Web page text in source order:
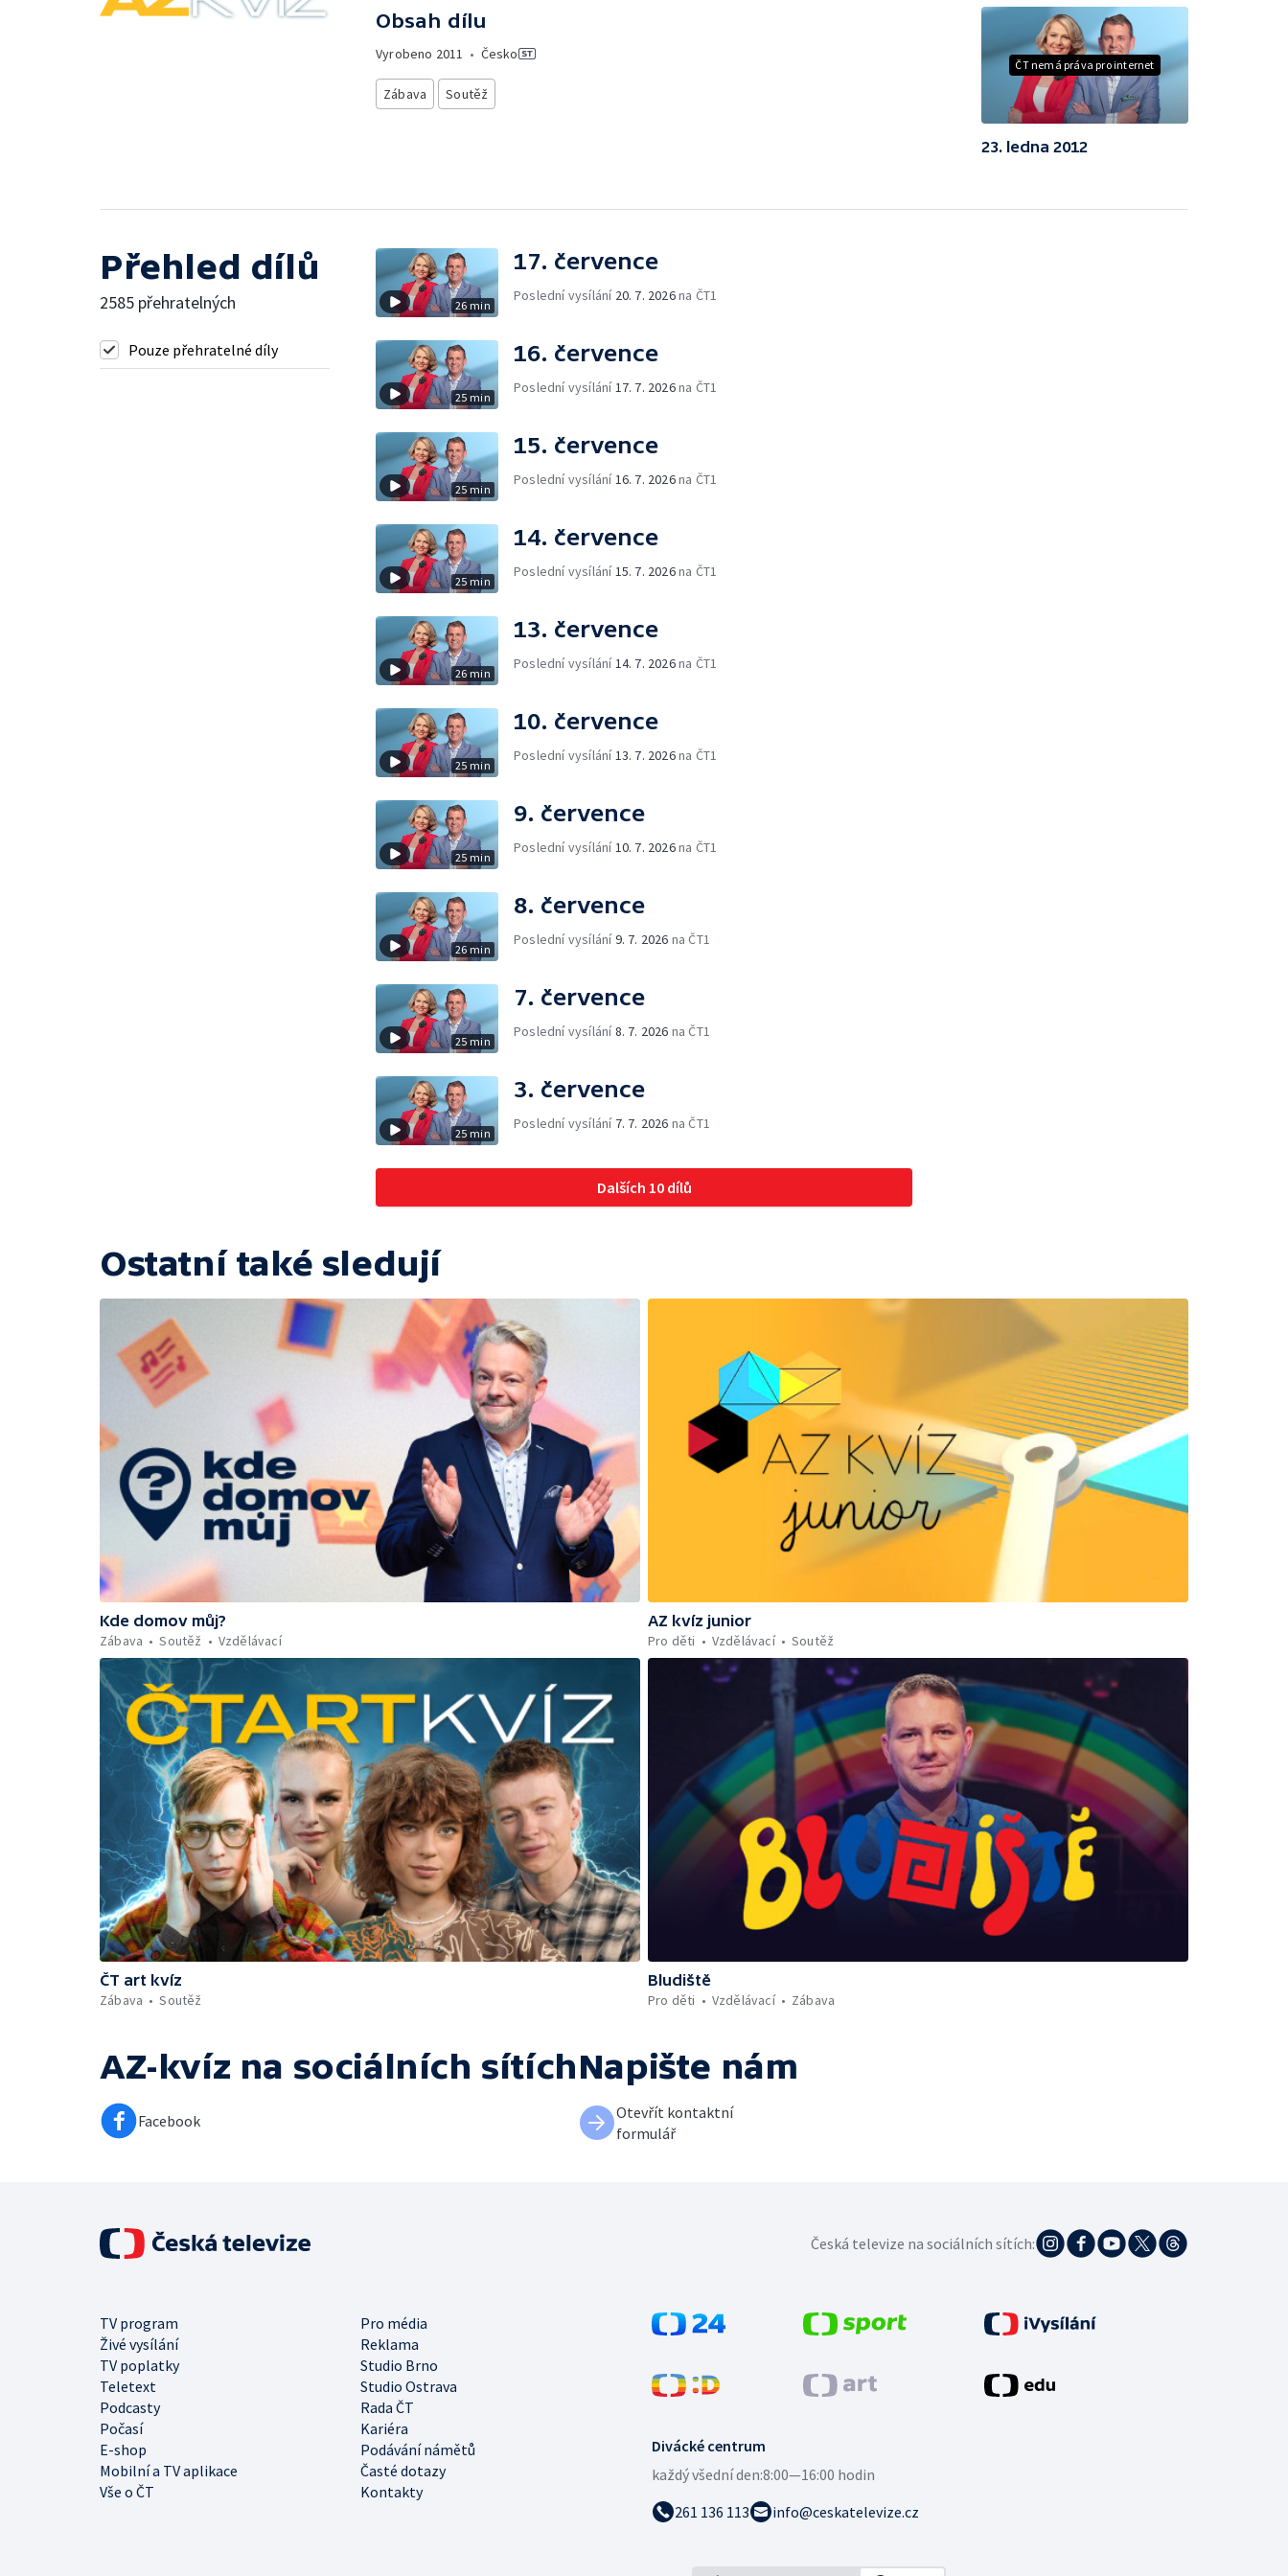
Obsah dílu
Vyrobeno 2011 • Česko
Zábava Soutěž
ČT nemá práva pro internet
23. ledna 2012
Přehled dílů
2585 přehratelných
Pouze přehratelné díly
26 min
17. července
Poslední vysílání 20. 7. 2026na ČT1
25 min
16. července
Poslední vysílání 17. 7. 2026na ČT1
25 min
15. července
Poslední vysílání 16. 7. 2026na ČT1
25 min
14. července
Poslední vysílání 15. 7. 2026na ČT1
26 min
13. července
Poslední vysílání 14. 7. 2026na ČT1
25 min
10. července
Poslední vysílání 13. 7. 2026na ČT1
25 min
9. července
Poslední vysílání 10. 7. 2026na ČT1
26 min
8. července
Poslední vysílání9. 7. 2026 na ČT1
25 min
7. července
Poslední vysílání8. 7. 2026 na ČT1
25 min
3. července
Poslední vysílání 7. 7. 2026 na ČT1
Dalších 10 dílů
Ostatní také sledují
Kde domov můj?
Zábava
Soutěž Vzdělávací
AZ kvíz junior
Pro děti
Vzdělávací Soutěž
ČT art kvíz
Zábava
Soutěž
Bludiště
Pro děti
Vzdělávací Zábava
AZ-kvíz na sociálních sítích
Facebook
Napište nám
Otevřít kontaktní
formulář
Divácké centrum
každý všední den:8:00—16:00 hodin
261 136 113
info@ceskatelevize.cz
TV program
Pro média
Živé vysílání
Reklama
TV poplatky
Studio Brno
Teletext
Studio Ostrava
Podcasty
Rada ČT
Počasí
Kariéra
E-shop
Podávání námětů
Mobilní a TV aplikace
Časté dotazy
Vše o ČT
Kontakty
Česká televize na sociálních sítích: